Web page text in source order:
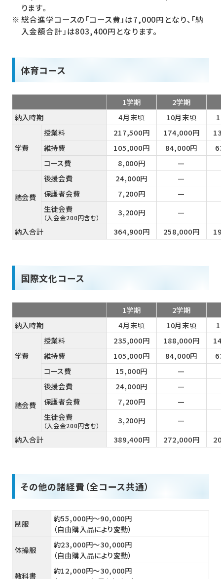
ります。
総合進学コースの「コース費」は7,000円となり、「納
入金額合計」は803,400円となります。
体育コース
1学期
2学期
納入時期
4月末頃 10月末頃
学費
授業料 217,500円 174,000円
維持費
105,000円 84,000円
コース費
8,000円 —
諸会費
後援会費 24,000円
—
保護者会費
7,200円
—
生徒会費
（入会金200円含む）
3,200円
—
納入合計
364,900円 258,000円
国際文化コース
1学期
2学期
納入時期
4月末頃 10月末頃
学費
授業料 235,000円 188,000円
維持費
105,000円 84,000円
コース費
15,000円 —
諸会費
後援会費 24,000円
—
保護者会費
7,200円
—
生徒会費
（入会金200円含む）
3,200円
—
納入合計
389,400円 272,000円
その他の諸経費（全コース共通）
制服
約55,000円～90,000円
（自由購入品により変動）
体操服
約23,000円～30,000円
（自由購入品により変動）
教科書
約12,000円～30,000円